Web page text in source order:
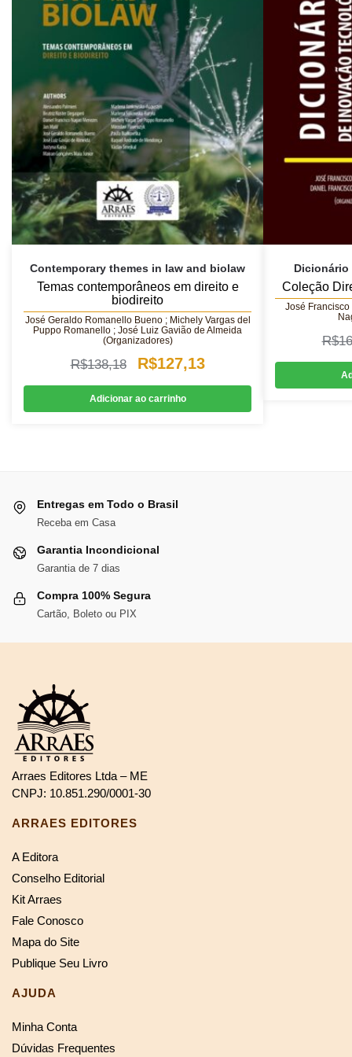
Contemporary themes in law and biolaw
Temas contemporâneos em direito e
biodireito
José Geraldo Romanello Bueno ; Michely Vargas del
Puppo Romanello ; José Luiz Gavião de Almeida
(Organizadores)
R$138,18
O
preço
original
R$127,13O
preço
atual
Adicionar ao carrinho
Coleção
José
R$
Entregas em Todo o Brasil
Receba em Casa
Garantia Incondicional
Garantia de 7 dias
Compra 100% Segura
Cartão, Boleto ou PIX
Arraes Editores Ltda – ME
CNPJ: 10.851.290/0001-30
ARRAES EDITORES
A Editora
Conselho Editorial
Kit Arraes
Fale Conosco
Mapa do Site
Publique Seu Livro
AJUDA
Minha Conta
Dúvidas Frequentes